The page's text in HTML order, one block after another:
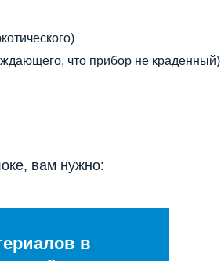
что прибор не краденный)
вам нужно:
в